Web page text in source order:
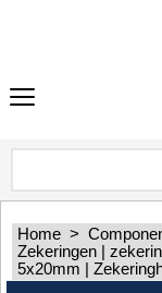
Home >
Zekeringen |
5x20mm |